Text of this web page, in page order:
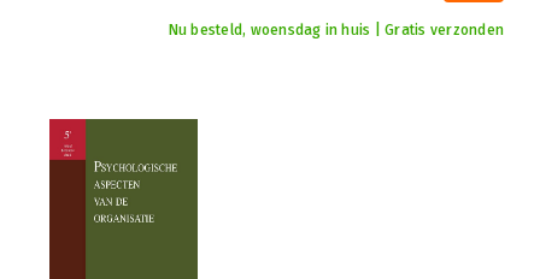
Nu besteld, woensdag in huis | Gratis verzonden